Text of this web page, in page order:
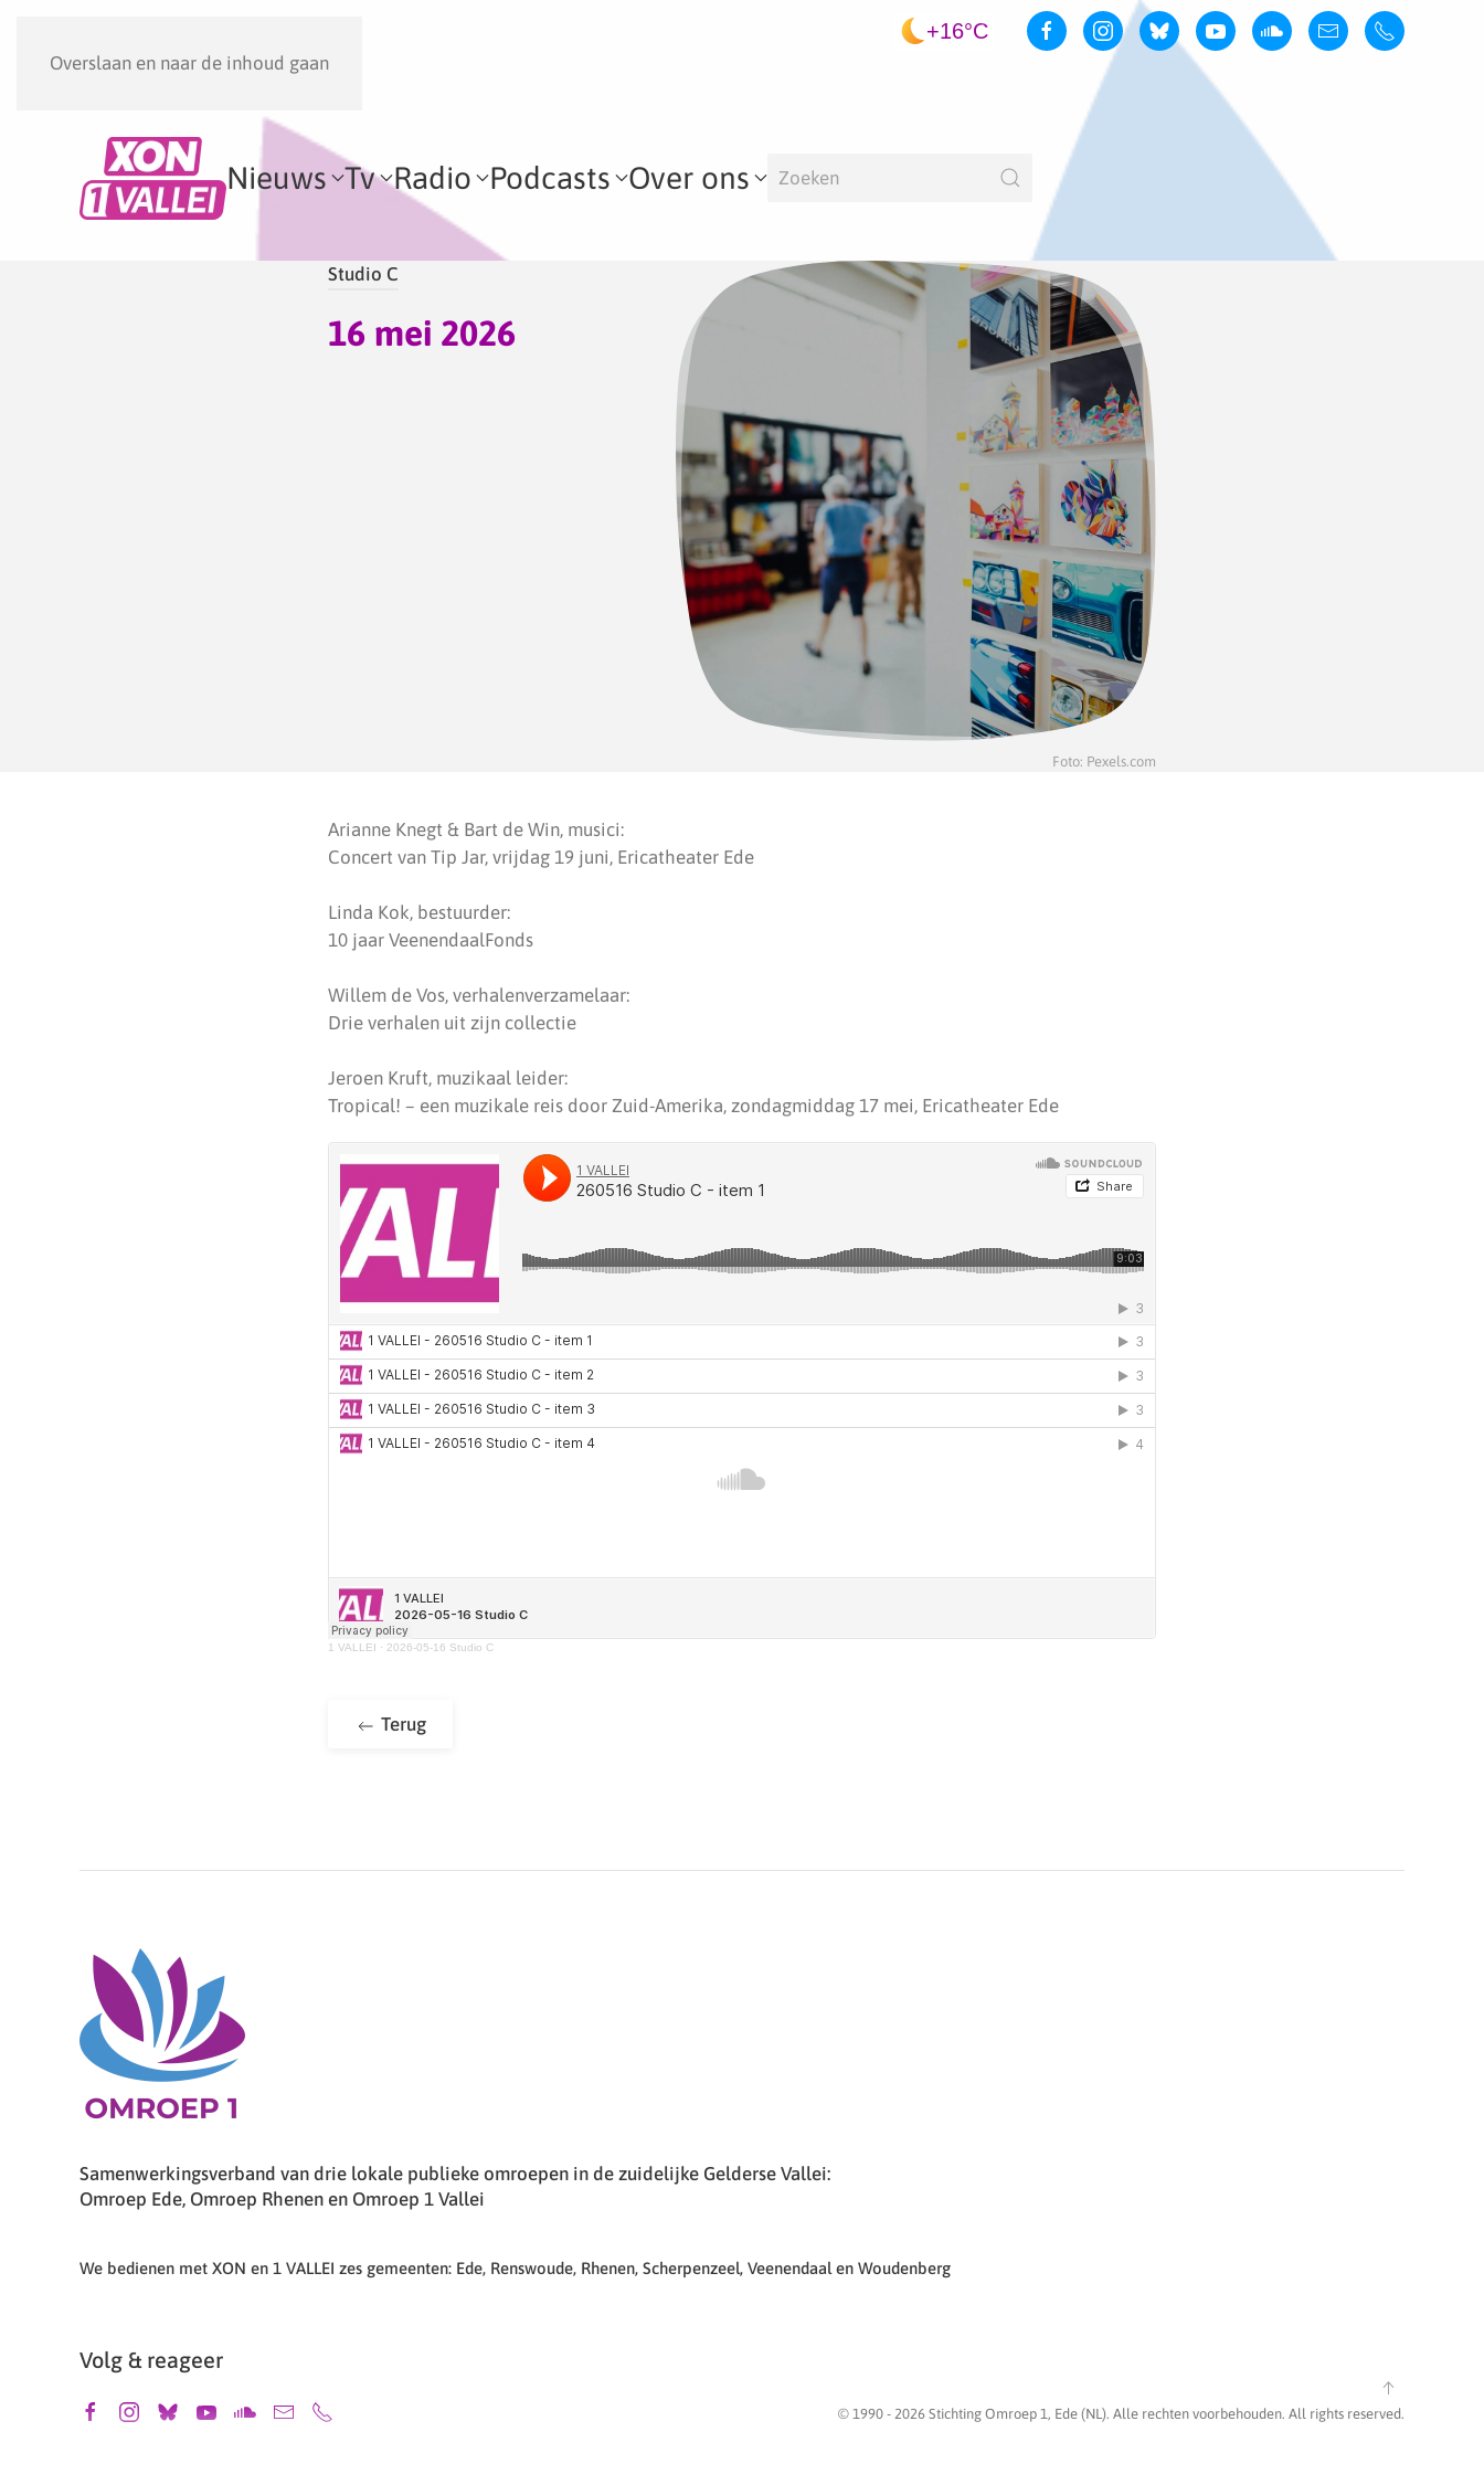
Overslaan en naar de inhoud gaan
+16°C
Nieuws Tv Radio Podcasts Over ons
Studio C
16 mei 2026
Foto: Pexels.com
Arianne Knegt & Bart de Win, musici:
Concert van Tip Jar, vrijdag 19 juni, Ericatheater Ede
Linda Kok, bestuurder:
10 jaar VeenendaalFonds
Willem de Vos, verhalenverzamelaar:
Drie verhalen uit zijn collectie
Jeroen Kruft, muzikaal leider:
Tropical! – een muzikale reis door Zuid-Amerika, zondagmiddag 17 mei, Ericatheater Ede
1 VALLEI · 2026-05-16 Studio C
Terug
Samenwerkingsverband van drie lokale publieke omroepen in de zuidelijke Gelderse Vallei:
Omroep Ede, Omroep Rhenen en Omroep 1 Vallei
We bedienen met XON en 1 VALLEI zes gemeenten: Ede, Renswoude, Rhenen, Scherpenzeel, Veenendaal en Woudenberg
Volg & reageer
© 1990 - 2026 Stichting Omroep 1, Ede (NL). Alle rechten voorbehouden. All rights reserved.